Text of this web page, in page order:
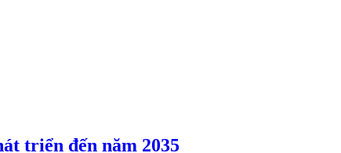
triển đến năm 2035